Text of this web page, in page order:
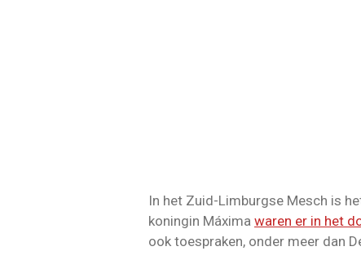
In het Zuid-Limburgse Mesch is
koningin Máxima waren er in het
ook toespraken, onder meer dan